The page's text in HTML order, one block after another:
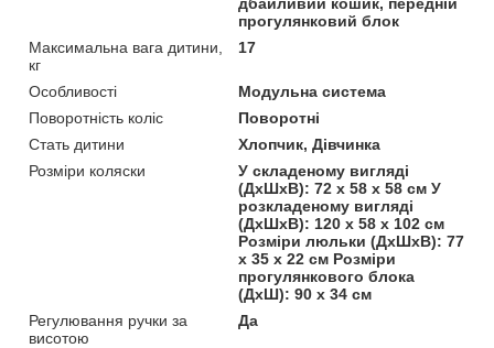
прогулянковий блок
Максимальна вага дитини,
кг
17
Особливості
Модульна система
Поворотність коліс
Поворотні
Стать дитини
Хлопчик, Дівчинка
Розміри коляски
У складеному вигляді
(ДхШхВ): 72 х 58 х 58 см У
розкладеному вигляді
(ДхШхВ): 120 х 58 х 102 см
Розміри люльки (ДхШхВ): 77
х 35 х 22 см Розміри
прогулянкового блока
(ДхШ): 90 х 34 см
Регулювання ручки за
висотою
Да